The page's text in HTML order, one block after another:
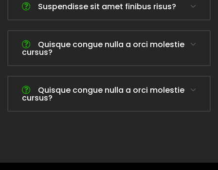
Suspendisse sit amet finibus risus?
Quisque congue nulla a orci molestie
cursus?
Quisque congue nulla a orci molestie
cursus?